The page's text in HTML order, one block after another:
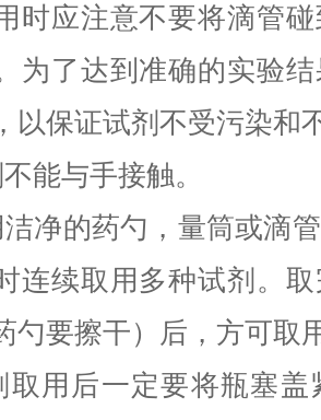
时应注意不要将滴管
为了达到准确的实验
以保证试剂不受污染和
不能与手接触。
洁净的药勺，量筒或滴
连续取用多种试剂。
勺要擦干）后，方可取
取用后一定要将瓶塞